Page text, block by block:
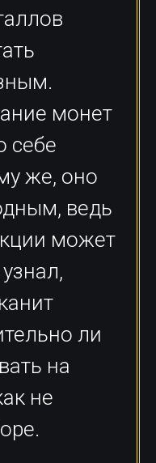
монет
себе
же, оно
ведь
может
ли
на
не